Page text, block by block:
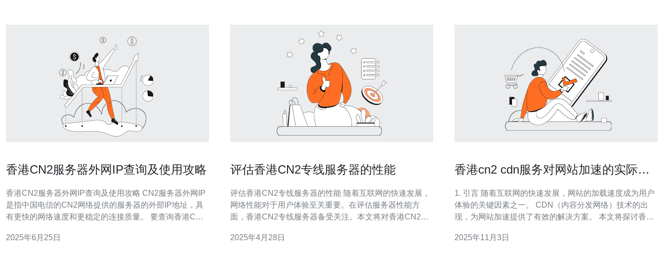
香港CN2服务器外网IP查询及使用攻略
香港CN2服务器外网IP查询及使用攻略 CN2服务器外网IP
是指中国电信的CN2网络提供的服务器的外部IP地址，具
有更快的网络速度和更稳定的连接质量。 要查询香港CN2
服务器的管理面板，一般会有相应的IP地址信息。 使用香
2025年6月25日
评估香港CN2专线服务器的性能
评估香港CN2专线服务器的性能 随着互联网的快速发展，
网络性能对于用户体验至关重要。在评估服务器性能方
面，香港CN2专线服务器备受关注。本文将对香港CN2专
验。 我们使用了一套标准的测试工具来评估香港CN2专线
2025年4月28日
香港cn2 cdn服务对网站加速的实际效
1. 引言 随着互联网的快速发展，网站的加载速度成为用户
体验的关键因素之一。 CDN（内容分发网络）技术的出
现，为网站加速提供了有效的解决方案。 本文将探讨香港
例进行分析。 通过具体的服务器
2025年11月3日